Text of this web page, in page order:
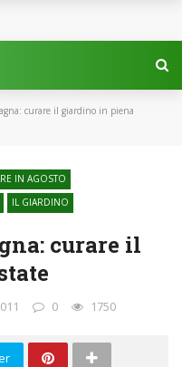
curare il giardino in piena
IN AGOSTO
IL GIARDINO
curare il
0 1750